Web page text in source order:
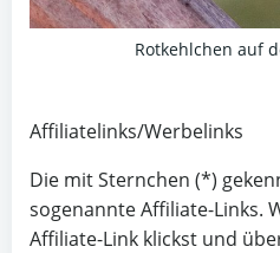
Rotkehlchen auf
Affiliatelinks/Werbelinks
Die mit Sternchen (*)
sogenannte Affiliate-Links.
Affiliate-Link klickst und